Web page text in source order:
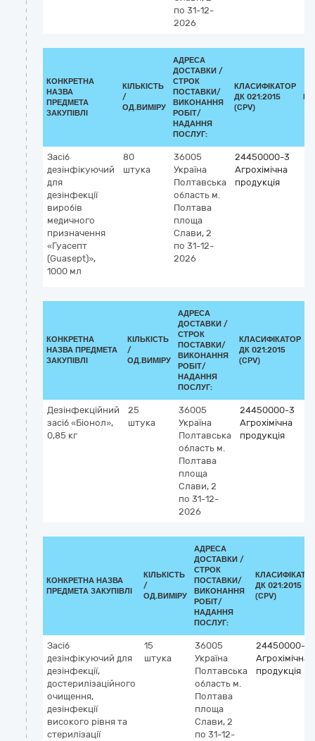
по 31-12-
2026
КОНКРЕТНА
НАЗВА
ПРЕДМЕТА
ЗАКУПІВЛІ
КІЛЬКІСТЬ
/
ОД.ВИМІРУ
АДРЕСА
ДОСТАВКИ /
СТРОК
ПОСТАВКИ/
ВИКОНАННЯ
РОБІТ/
НАДАННЯ
ПОСЛУГ:
КЛАСИФІКАТОР
ДК 021:2015
(CPV)
Засіб
дезінфікуючий
для
дезінфекції
виробів
медичного
призначення
«Гуасепт
(Guasept)»,
1000 мл
80
штука
36005
Україна
Полтавська
область м.
Полтава
площа
Слави, 2
по 31-12-
2026
24450000-3
Агрохімічна
продукція
КОНКРЕТНА
НАЗВА ПРЕДМЕТА
ЗАКУПІВЛІ
КІЛЬКІСТЬ
/
ОД.ВИМІРУ
АДРЕСА
ДОСТАВКИ /
СТРОК
ПОСТАВКИ/
ВИКОНАННЯ
РОБІТ/
НАДАННЯ
ПОСЛУГ:
КЛАСИФІКАТОР
ДК 021:2015
(CPV)
Дезінфекційний
засіб «Біонол»,
0,85 кг
25
штука
36005
Україна
Полтавська
область м.
Полтава
площа
Слави, 2
по 31-12-
2026
24450000-3
Агрохімічна
продукція
КОНКРЕТНА НАЗВА
ПРЕДМЕТА ЗАКУПІВЛІ
КІЛЬКІСТЬ
/
ОД.ВИМІРУ
АДРЕСА
ДОСТАВКИ /
СТРОК
ПОСТАВКИ/
ВИКОНАННЯ
РОБІТ/
НАДАННЯ
ПОСЛУГ:
ДК 021:2015
(CPV)
Засіб
дезінфікуючий для
дезінфекції,
достерилізаційного
очищення,
дезінфекції
високого рівня та
стерилізації
15
штука
36005
Україна
Полтавська
область м.
Полтава
площа
Слави, 2
по 31-12-
24450000-3
Агрохімічна
продукція